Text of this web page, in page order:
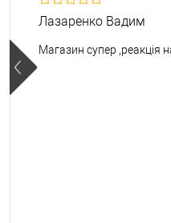
Лазаренко Вадим
Магазин супер ,реакція